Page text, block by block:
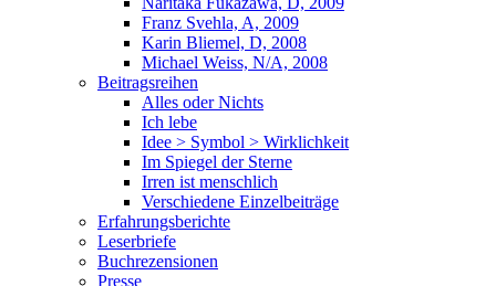
Franz Svehla, A, 2009
Karin Bliemel, D, 2008
Michael Weiss, N/A, 2008
Beitragsreihen
Alles oder Nichts
Ich lebe
Idee > Symbol > Wirklichkeit
Im Spiegel der Sterne
Irren ist menschlich
Verschiedene Einzelbeiträge
Erfahrungsberichte
Leserbriefe
Buchrezensionen
Presse